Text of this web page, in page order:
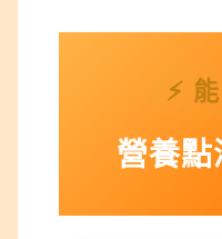
⚡
營養